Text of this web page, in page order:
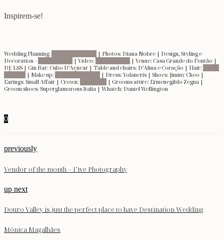
Inspirem-se!
Wedding Planning:
| Photos: Diana Nobre | Design, Styling e
Decoration –
| Video:
| Venue: Casa Grande do Fontão |
DJ: LSS | Gin Bar: Cubo D’Açucar | Table and chairs: D’Alma e Coração | Hair:
| Make up:
| Dress: Yolancris | Shoes: Jimmy Choo |
Earings: Small Affair | Crown:
| Grooms attire: Ermenegildo Zegna |
Groom shoes: Superglamorous Italia | Whatch: Daniel Wellington
0
previously
Vendor of the month – Five Photography
up next
Douro Valley is just the perfect place to have Destination Wedding
Mónica Magalhães